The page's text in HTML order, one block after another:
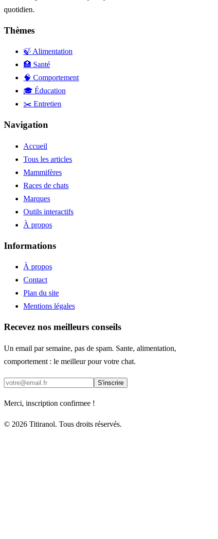
quotidien.
Thèmes
🍃 Alimentation
🏥 Santé
🧠 Comportement
🎓 Éducation
✂️ Entretien
Navigation
Accueil
Tous les articles
Mammifères
Races de chats
Marques
Outils interactifs
À propos
Informations
À propos
Contact
Plan du site
Mentions légales
Recevez nos meilleurs conseils
Un email par semaine, pas de spam. Sante, alimentation,
comportement : le meilleur pour votre chat.
S'inscrire
Merci, inscription confirmee !
© 2026 Titiranol. Tous droits réservés.